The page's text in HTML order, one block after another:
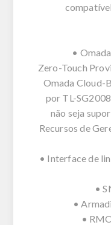
•
Zero-Touch
Omada Cloud-
por TL-
não seja
Recursos de
• Interface de
•
•
•